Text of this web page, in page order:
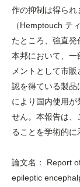
作の抑制は得られ
（Hemptouch テ
たところ、強直発
本邦において、一
メントとして市
認を得ている製品
により国内使用が
せん。本報告は、
ることを学術的に
論文名： Report
epileptic